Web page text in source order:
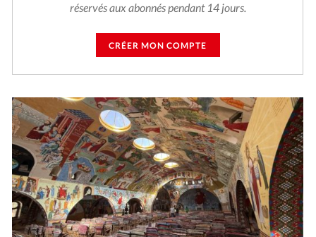
réservés aux abonnés pendant 14 jours.
CRÉER MON COMPTE